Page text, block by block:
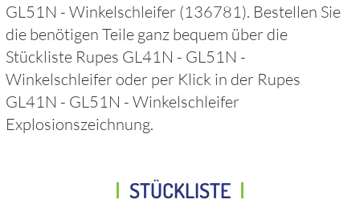
GL51N - Winkelschleifer (136781). Bestellen Sie
die benötigen Teile ganz bequem über die
Stückliste Rupes GL41N - GL51N -
Winkelschleifer oder per Klick in der Rupes
GL41N - GL51N - Winkelschleifer
Explosionszeichnung.
STÜCKLISTE